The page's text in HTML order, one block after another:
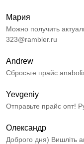
Мария
Можно получить
323@rambler.ru
Andrew
Сбросьте прайс
Yevgeniy
Отправьте прайс опт!
Олександр
Доброго дня) Вишліть